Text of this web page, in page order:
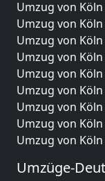
Umzug von
Umzug von
Umzug von
Umzug von
Umzug von
Umzug von
Umzug von
Umzug von
Umzug von
Umzüge-